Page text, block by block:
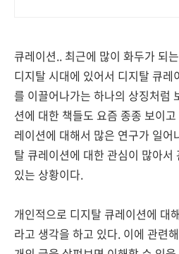
큐레이션.. 최근에 많이 화두가 되
디지탈 시대에 있어서 디지탈 큐
를 이끌어나가는 하나의 상징처럼
션에 대한 책들도 요즘 종종 보이
레이션에 대해서 많은 연구가 일어
탈 큐레이션에 대한 관심이 많아
있는 상황이다.
개인적으로 디지탈 큐레이션에 대
라고 생각을 하고 있다. 이에 관련